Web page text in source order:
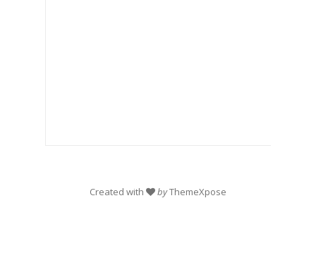
Created with byThemeXpose